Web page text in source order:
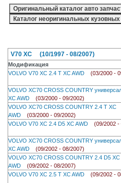
V70 XC (10/1997 - 08/2007)
Модификация
VOLVO V70 XC 2.4 T XC AWD (03/2000 -
VOLVO XC70 CROSS COUNTRY
XC AWD (03/2000 - 09/2002)
VOLVO XC70 CROSS COUNTRY 2.4 T XC
AWD (03/2000 - 09/2002)
VOLVO V70 XC 2.4 D5 XC AWD (09/2002 -
VOLVO XC70 CROSS COUNTRY
XC AWD (09/2002 - 08/2007)
VOLVO XC70 CROSS COUNTRY 2.4 D5 XC
AWD (09/2002 - 08/2007)
VOLVO V70 XC 2.5 T XC AWD (09/2002 -